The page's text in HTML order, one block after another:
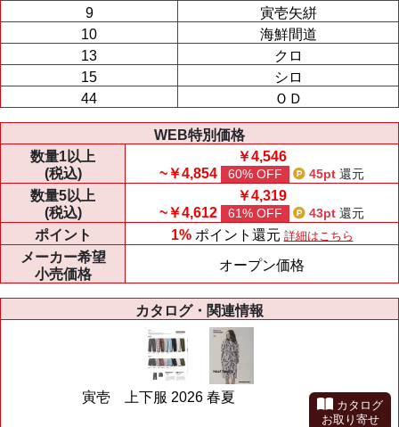
9
寅壱矢絣
10
海鮮間道
13
クロ
15
シロ
44
ＯＤ
WEB特別価格
数量1以上
(税込)
￥4,546
~￥4,854
60% OFF 45pt 還元
数量5以上
(税込)
￥4,319
~￥4,612
61% OFF 43pt 還元
ポイント 1% ポイント還元 詳細はこちら
メーカー希望
小売価格
オープン価格
カタログ・関連情報
寅壱 上下服 2026 春夏
カタログ
お取り寄せ